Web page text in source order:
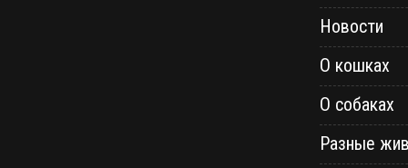
Новости
О кошках
О собаках
Разные